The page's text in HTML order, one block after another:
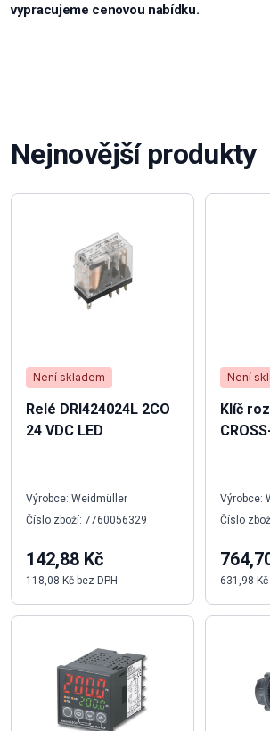
vypracujeme cenovou nabídku.
Nejnovější produkty
Není skladem
Relé DRI424024L 2CO
24 VDC LED
Výrobce: Weidmüller
Číslo zboží: 7760056329
142,88 Kč
118,08 Kč bez DPH
Není
Klíč
Výrobce:
Číslo
631,98 Kč